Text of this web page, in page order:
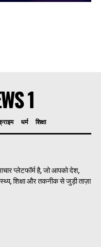
1
धर्म शिक्षा
प्लेटफॉर्म है, जो आपको देश,
शिक्षा और तकनीक से जुड़ी ताज़ा